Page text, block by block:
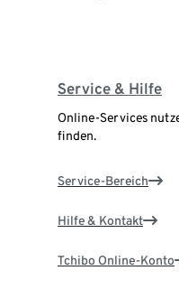
Service & Hilfe
Online-Services
finden.
Service-Bereich
Hilfe & Kontakt
Tchibo Online-Konto